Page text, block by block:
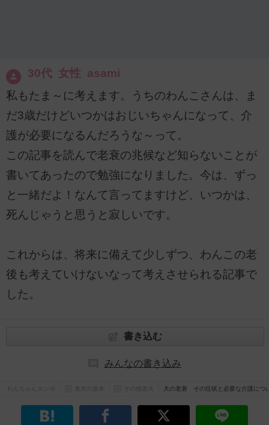
30代 女性 asami
私もたま～に考えます。うちのわんこさんは、ま
だ3歳だけどいつかはおじいちゃんになって、介
護が必要になるんだろうな～って。
この記事を読んで老衰の兆候など知らないことが
書いてあったので勉強になりました。今は、ずっ
と一緒だよ！なんて言ってますけど、いつかは、
死んじゃうと思うと寂しいです。
これからは、将来に備えて少しずつ、わんこの老
後も考えていけないなって考えさせられる記事で
した。
書き込む
みんなの書き込み
その他老犬 犬の老衰 その症状と必要な介護につ